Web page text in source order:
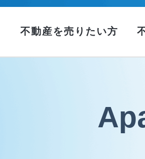
不動産を売りたい方